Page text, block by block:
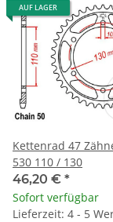
AUF LAGER
Kettenrad 47 Zähne Teilung
530 110 / 130
46,20 € *
Sofort verfügbar
Lieferzeit: 4 - 5